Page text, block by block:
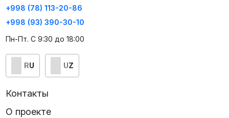
+998 (78) 113-20-86
+998 (93) 390-30-10
Пн-Пт. С 9:30 до 18:00
RU UZ
Контакты
О проекте